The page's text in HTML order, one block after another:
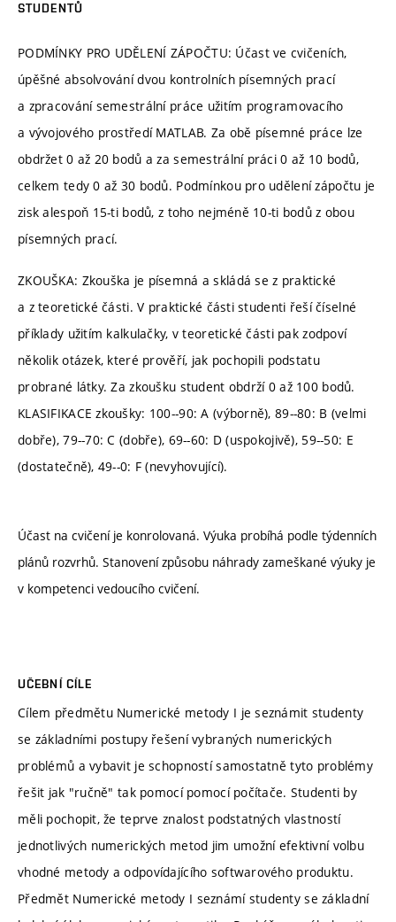
STUDENTŮ
PODMÍNKY PRO UDĚLENÍ ZÁPOČTU: Účast ve cvičeních,
úpěšné absolvování dvou kontrolních písemných prací
a zpracování semestrální práce užitím programovacího
a vývojového prostředí MATLAB. Za obě písemné práce lze
obdržet 0 až 20 bodů a za semestrální práci 0 až 10 bodů,
celkem tedy 0 až 30 bodů. Podmínkou pro udělení zápočtu je
zisk alespoň 15-ti bodů, z toho nejméně 10-ti bodů z obou
písemných prací.
ZKOUŠKA: Zkouška je písemná a skládá se z praktické
a z teoretické části. V praktické části studenti řeší číselné
příklady užitím kalkulačky, v teoretické části pak zodpoví
několik otázek, které prověří, jak pochopili podstatu
probrané látky. Za zkoušku student obdrží 0 až 100 bodů.
KLASIFIKACE zkoušky: 100--90: A (výborně), 89--80: B (velmi
dobře), 79--70: C (dobře), 69--60: D (uspokojivě), 59--50: E
(dostatečně), 49--0: F (nevyhovující).
Účast na cvičení je konrolovaná. Výuka probíhá podle týdenních
plánů rozvrhů. Stanovení způsobu náhrady zameškané výuky je
v kompetenci vedoucího cvičení.
UČEBNÍ CÍLE
Cílem předmětu Numerické metody I je seznámit studenty
se základními postupy řešení vybraných numerických
problémů a vybavit je schopností samostatně tyto problémy
řešit jak "ručně" tak pomocí pomocí počítače. Studenti by
měli pochopit, že teprve znalost podstatných vlastností
jednotlivých numerických metod jim umožní efektivní volbu
vhodné metody a odpovídajícího softwarového produktu.
Předmět Numerické metody I seznámí studenty se základní